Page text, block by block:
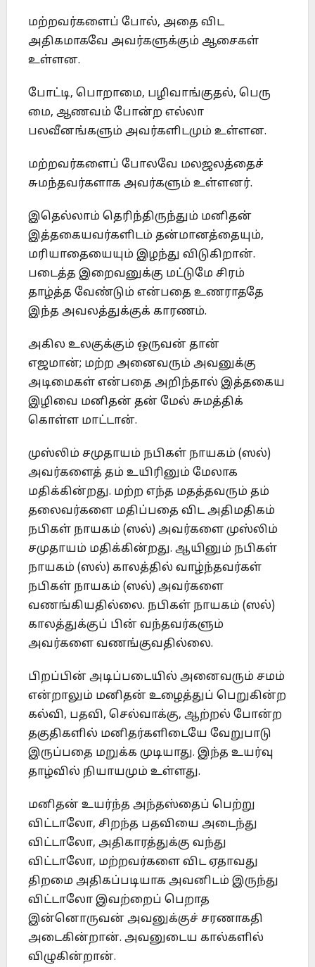
மற்றவர்களைப் போல், அதை விட
அதிகமாகவே அவர்களுக்கும் ஆசைகள்
உள்ளன.
போட்டி, பொறாமை, பழிவாங்குதல், பெரு
மை, ஆணவம் போன்ற எல்லா
பலவீனங்களும் அவர்களிடமும் உள்ளன.
மற்றவர்களைப் போலவே மலஜலத்தைச்
சுமந்தவர்களாக அவர்களும் உள்ளனர்.
இதெல்லாம் தெரிந்திருந்தும் மனிதன்
இத்தகையவர்களிடம் தன்மானத்தையும்,
மரியாதையையும் இழந்து விடுகிறான்.
படைத்த இறைவனுக்கு மட்டுமே சிரம்
தாழ்த்த வேண்டும் என்பதை உணராததே
இந்த அவலத்துக்குக் காரணம்.
அகில உலகுக்கும் ஒருவன் தான்
எஜமான்; மற்ற அனைவரும் அவனுக்கு
அடிமைகள் என்பதை அறிந்தால் இத்தகைய
இழிவை மனிதன் தன் மேல் சுமத்திக்
கொள்ள மாட்டான்.
முஸ்லிம் சமுதாயம் நபிகள் நாயகம் (ஸல்)
அவர்களைத் தம் உயிரினும் மேலாக
மதிக்கின்றது. மற்ற எந்த மதத்தவரும் தம்
தலைவர்களை மதிப்பதை விட அதிமதிகம்
நபிகள் நாயகம் (ஸல்) அவர்களை முஸ்லிம்
சமுதாயம் மதிக்கின்றது. ஆயினும் நபிகள்
நாயகம் (ஸல்) காலத்தில் வாழ்ந்தவர்கள்
நபிகள் நாயகம் (ஸல்) அவர்களை
வணங்கியதில்லை. நபிகள் நாயகம் (ஸல்)
காலத்துக்குப் பின் வந்தவர்களும்
அவர்களை வணங்குவதில்லை.
பிறப்பின் அடிப்படையில் அனைவரும் சமம்
என்றாலும் மனிதன் உழைத்துப் பெறுகின்ற
கல்வி, பதவி, செல்வாக்கு, ஆற்றல் போன்ற
தகுதிகளில் மனிதர்களிடையே வேறுபாடு
இருப்பதை மறுக்க முடியாது. இந்த உயர்வு
தாழ்வில் நியாயமும் உள்ளது.
மனிதன் உயர்ந்த அந்தஸ்தைப் பெற்று
விட்டாலோ, சிறந்த பதவியை அடைந்து
விட்டாலோ, அதிகாரத்துக்கு வந்து
விட்டாலோ, மற்றவர்களை விட ஏதாவது
திறமை அதிகப்படியாக அவனிடம் இருந்து
விட்டாலோ இவற்றைப் பெறாத
இன்னொருவன் அவனுக்குச் சரணாகதி
அடைகின்றான். அவனுடைய கால்களில்
விழுகின்றான்.